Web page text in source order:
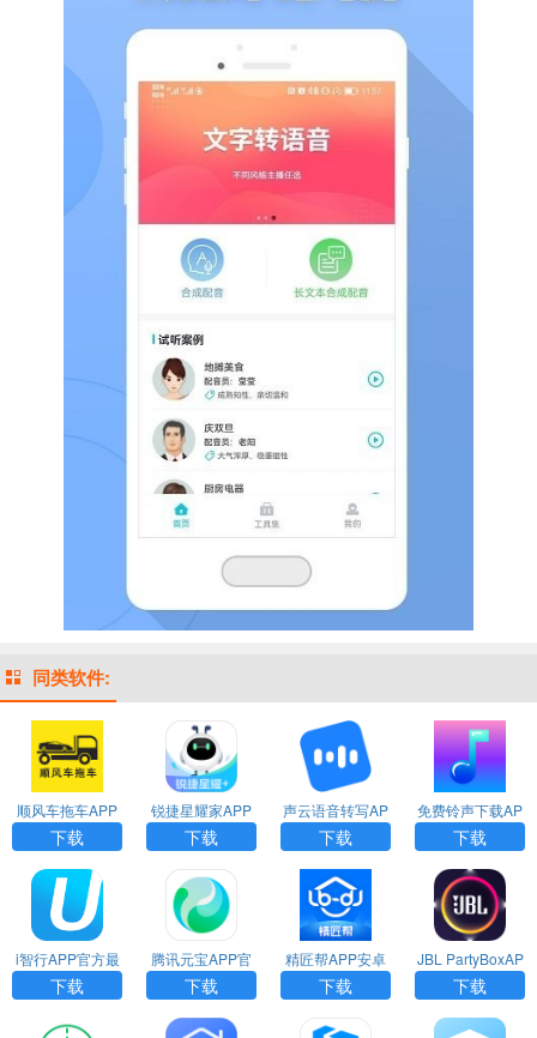
同类软件:
顺风车拖车APP
安卓版下载
下载
锐捷星耀家APP
官方版下载
下载
声云语音转写AP
P官方版下载
下载
免费铃声下载AP
P安卓版下载
下载
i智行APP官方最
新版
下载
腾讯元宝APP官
方最新版
下载
精匠帮APP安卓
版下载
下载
JBL PartyBoxAP
P最新版下载
下载